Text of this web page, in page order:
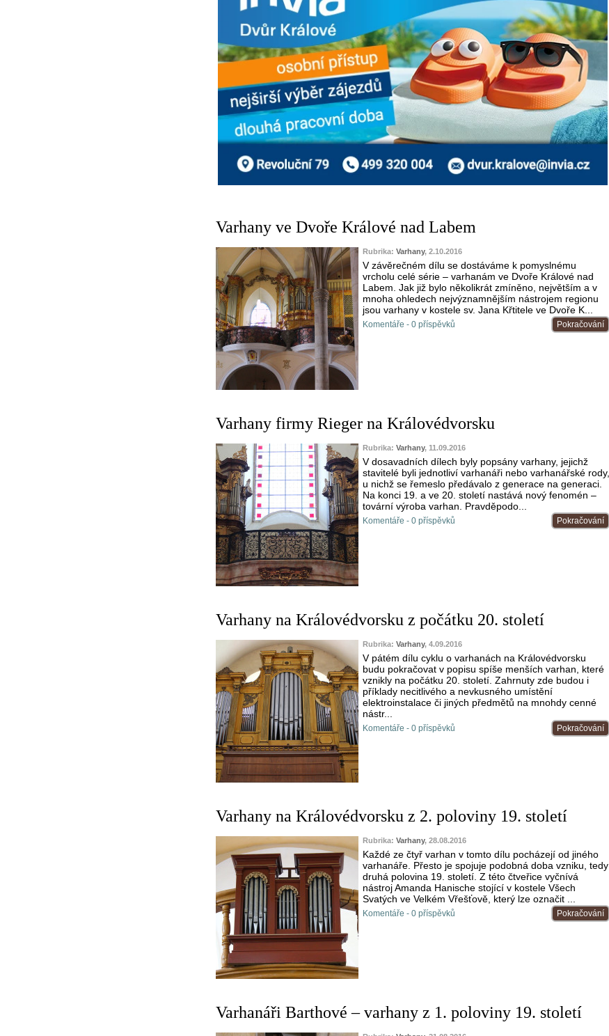
Varhany ve Dvoře Králové nad Labem
Rubrika: Varhany, 2.10.2016
V závěrečném dílu se dostáváme k pomyslnému
vrcholu celé série – varhanám ve Dvoře Králové nad
Labem. Jak již bylo několikrát zmíněno, největším a v
mnoha ohledech nejvýznamnějším nástrojem regionu
jsou varhany v kostele sv. Jana Křtitele ve Dvoře K...
Pokračování
Komentáře - 0 příspěvků
Varhany firmy Rieger na Královédvorsku
Rubrika: Varhany, 11.09.2016
V dosavadních dílech byly popsány varhany, jejichž
stavitelé byli jednotliví varhanáři nebo varhanářské rody,
u nichž se řemeslo předávalo z generace na generaci.
Na konci 19. a ve 20. století nastává nový fenomén –
tovární výroba varhan. Pravděpodo...
Pokračování
Komentáře - 0 příspěvků
Varhany na Královédvorsku z počátku 20. století
Rubrika: Varhany, 4.09.2016
V pátém dílu cyklu o varhanách na Královédvorsku
budu pokračovat v popisu spíše menších varhan, které
vznikly na počátku 20. století. Zahrnuty zde budou i
příklady necitlivého a nevkusného umístění
elektroinstalace či jiných předmětů na mnohdy cenné
nástr...
Pokračování
Komentáře - 0 příspěvků
Varhany na Královédvorsku z 2. poloviny 19. století
Rubrika: Varhany, 28.08.2016
Každé ze čtyř varhan v tomto dílu pocházejí od jiného
varhanáře. Přesto je spojuje podobná doba vzniku, tedy
druhá polovina 19. století. Z této čtveřice vyčnívá
nástroj Amanda Hanische stojící v kostele Všech
Svatých ve Velkém Vřešťově, který lze označit ...
Pokračování
Komentáře - 0 příspěvků
Varhanáři Barthové – varhany z 1. poloviny 19. století